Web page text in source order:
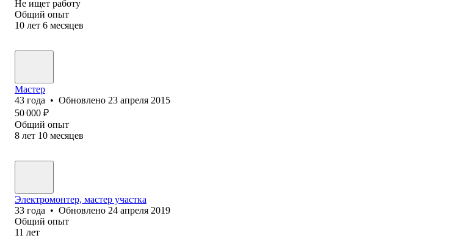
Не ищет работу
Общий опыт
10 лет 6 месяцев
Мастер
43 года • Обновлено 23 апреля 2015
50 000 ₽
Общий опыт
8 лет 10 месяцев
Электромонтер, мастер участка
33 года • Обновлено 24 апреля 2019
Общий опыт
11 лет